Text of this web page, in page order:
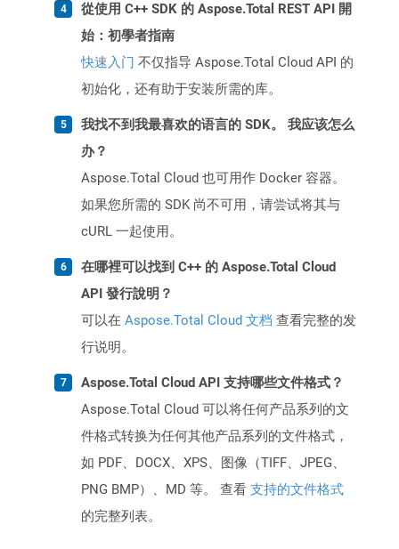
從使用 C++ SDK 的 Aspose.Total REST API 開
始：初學者指南
快速入门 不仅指导 Aspose.Total Cloud API 的
初始化，还有助于安装所需的库。
我找不到我最喜欢的语言的 SDK。 我应该怎么
办？
Aspose.Total Cloud 也可用作 Docker 容器。
如果您所需的 SDK 尚不可用，请尝试将其与
cURL 一起使用。
在哪裡可以找到 C++ 的 Aspose.Total Cloud
API 發行說明？
可以在 Aspose.Total Cloud 文档 查看完整的发
行说明。
Aspose.Total Cloud API 支持哪些文件格式？
Aspose.Total Cloud 可以将任何产品系列的文
件格式转换为任何其他产品系列的文件格式，
如 PDF、DOCX、XPS、图像（TIFF、JPEG、
PNG BMP）、MD 等。 查看 支持的文件格式
的完整列表。